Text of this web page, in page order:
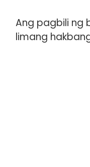
Ang pagbili ng
limang